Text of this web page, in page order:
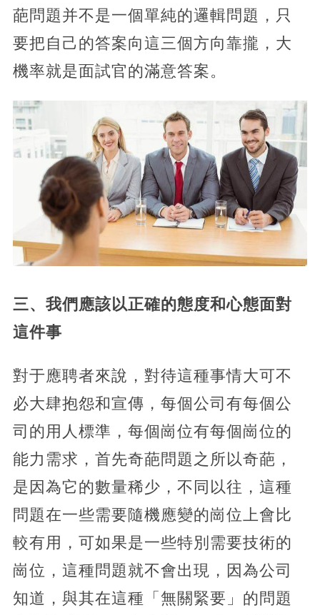
葩問題并不是一個單純的邏輯問題，只
要把自己的答案向這三個方向靠攏，大
機率就是面試官的滿意答案。
三、我們應該以正確的態度和心態面對
這件事
對于應聘者來說，對待這種事情大可不
必大肆抱怨和宣傳，每個公司有每個公
司的用人標準，每個崗位有每個崗位的
能力需求，首先奇葩問題之所以奇葩，
是因為它的數量稀少，不同以往，這種
問題在一些需要隨機應變的崗位上會比
較有用，可如果是一些特別需要技術的
崗位，這種問題就不會出現，因為公司
知道，與其在這種「無關緊要」的問題